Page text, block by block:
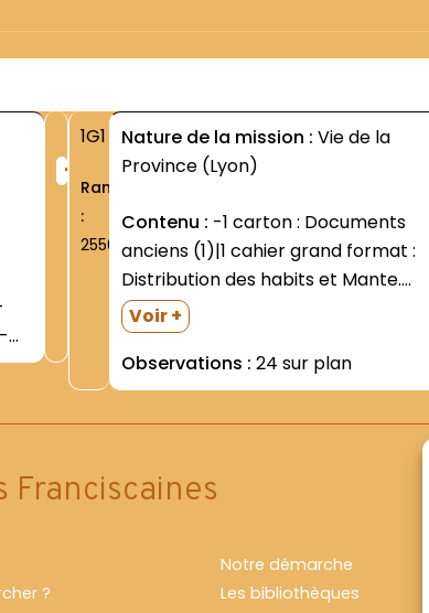
+
1G1
Rang
:
2550
Nature de la mission : Vie de la
Province (Lyon)
Contenu :
anciens (1)|1 cahier grand format :
Distribution des habits et Mante.
1887-1898. Le début du cahier
comporte deux échantillons de
morceaux de bures ; l un porté à
Rome ; l autre en France.|NB : Sans...
Voir +
Observations : 24 sur plan
Franciscaines
?
Notre démarche
Les bibliothèques